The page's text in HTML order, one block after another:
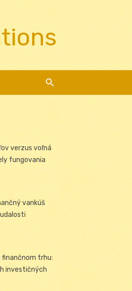
verzus voľná
fungovania
vankúš
finančnom trhu:
investičných